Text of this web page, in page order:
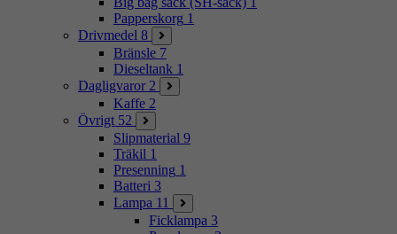
Papperskorg 1
Drivmedel 8
Bränsle 7
Dieseltank 1
Dagligvaror 2
Kaffe 2
Övrigt 52
Slipmaterial 9
Träkil 1
Presenning 1
Batteri 3
Lampa 11
Ficklampa 3